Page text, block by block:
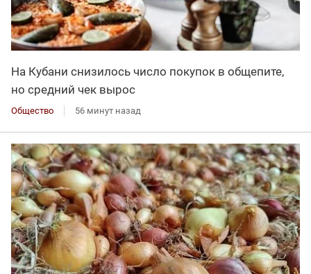
На Кубани снизилось число покупок в общепите,
но средний чек вырос
Общество 56 минут назад